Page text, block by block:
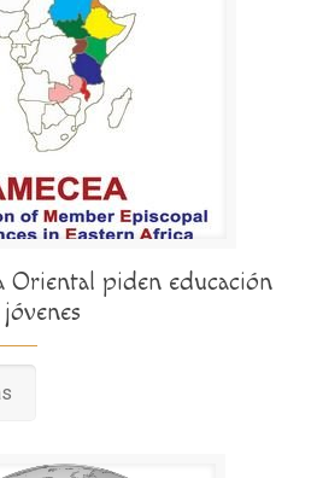
Oriental piden educación